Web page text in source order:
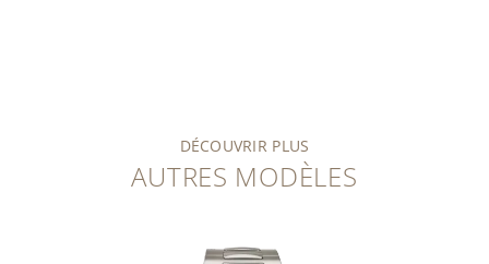
DÉCOUVRIR PLUS
AUTRES MODÈLES